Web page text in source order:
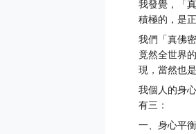
我發覺，「
積極的，是
我們「真佛
竟然全世界
現，當然也
我個人的身
有三：
一、身心平